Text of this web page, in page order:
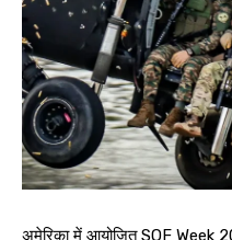
अमेरिका में आयोजित SOF Week